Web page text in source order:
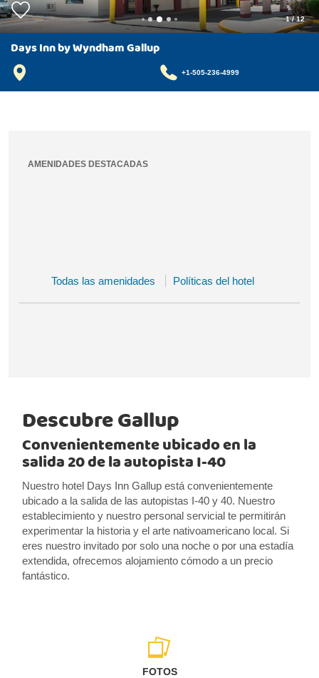
1/12
Days Inn by Wyndham Gallup
+1-505-236-4999
AMENIDADES DESTACADAS
Todas las amenidades Políticas del hotel
Descubre Gallup
Convenientemente ubicado en la
salida 20 de la autopista I-40
Nuestro hotel Days Inn Gallup está convenientemente
ubicado a la salida de las autopistas I-40 y 40. Nuestro
establecimiento y nuestro personal servicial te permitirán
experimentar la historia y el arte nativoamericano local. Si
eres nuestro invitado por solo una noche o por una estadía
extendida, ofrecemos alojamiento cómodo a un precio
fantástico.
FOTOS